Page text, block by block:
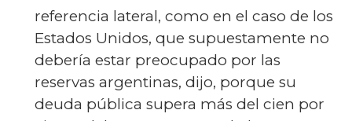
referencia lateral, como en el caso de los
Estados Unidos, que supuestamente no
debería estar preocupado por las
reservas argentinas, dijo, porque su
deuda pública supera más del cien por